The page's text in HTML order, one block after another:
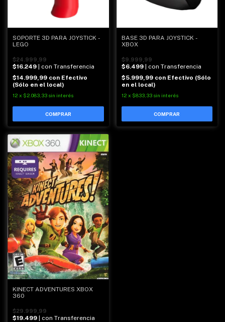
SOPORTE 3D PARA JOYSTICK -
LEGO
$24.999,99
$16.249
| con Transferencia
$14.999,99 con Efectivo
(Sólo en el local)
12 x $2.083,33 sin interés
BASE 3D PARA JOYSTICK -
XBOX
$9.999,99
$6.499
| con Transferencia
$5.999,99 con Efectivo (Sólo
en el local)
12 x $833,33 sin interés
KINECT ADVENTURES XBOX
360
$29.999,99
$19.499
| con Transferencia